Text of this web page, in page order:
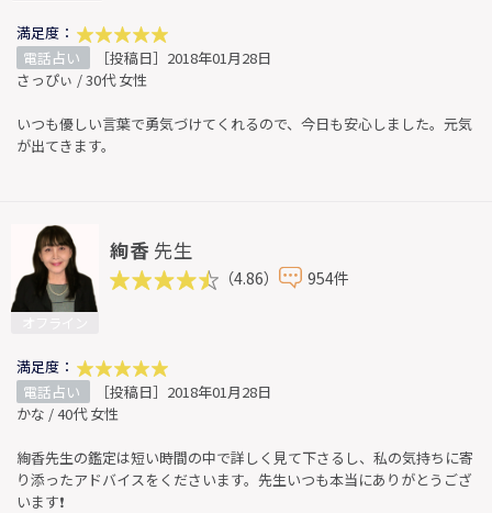
満足度：
電話占い
［投稿日］2018年01月28日
さっぴぃ / 30代 女性
いつも優しい言葉で勇気づけてくれるので、今日も安心しました。元気
が出てきます。
絢香 先生
（4.86） 954件
満足度：
電話占い
［投稿日］2018年01月28日
かな / 40代 女性
絢香先生の鑑定は短い時間の中で詳しく見て下さるし、私の気持ちに寄
り添ったアドバイスをくださいます。先生いつも本当にありがとうござ
います❗